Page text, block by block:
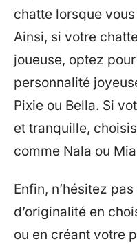
chatte lorsque
Ainsi, si votre
joueuse, optez
personnalité
Pixie ou Bella. Si
et tranquille,
comme Nala ou
Enfin, n’hésitez
d’originalité en
ou en créant votre